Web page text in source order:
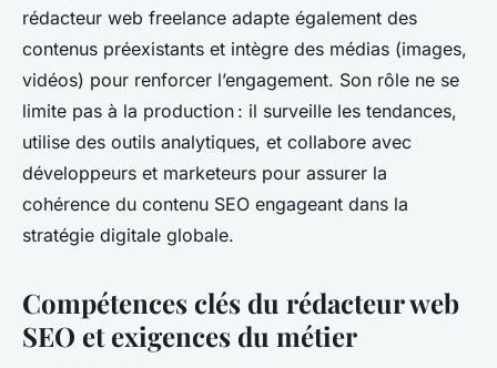
rédacteur web freelance adapte également des
contenus préexistants et intègre des médias (images,
vidéos) pour renforcer l’engagement. Son rôle ne se
limite pas à la production : il surveille les tendances,
utilise des outils analytiques, et collabore avec
développeurs et marketeurs pour assurer la
cohérence du contenu SEO engageant dans la
stratégie digitale globale.
Compétences clés du rédacteur web
SEO et exigences du métier